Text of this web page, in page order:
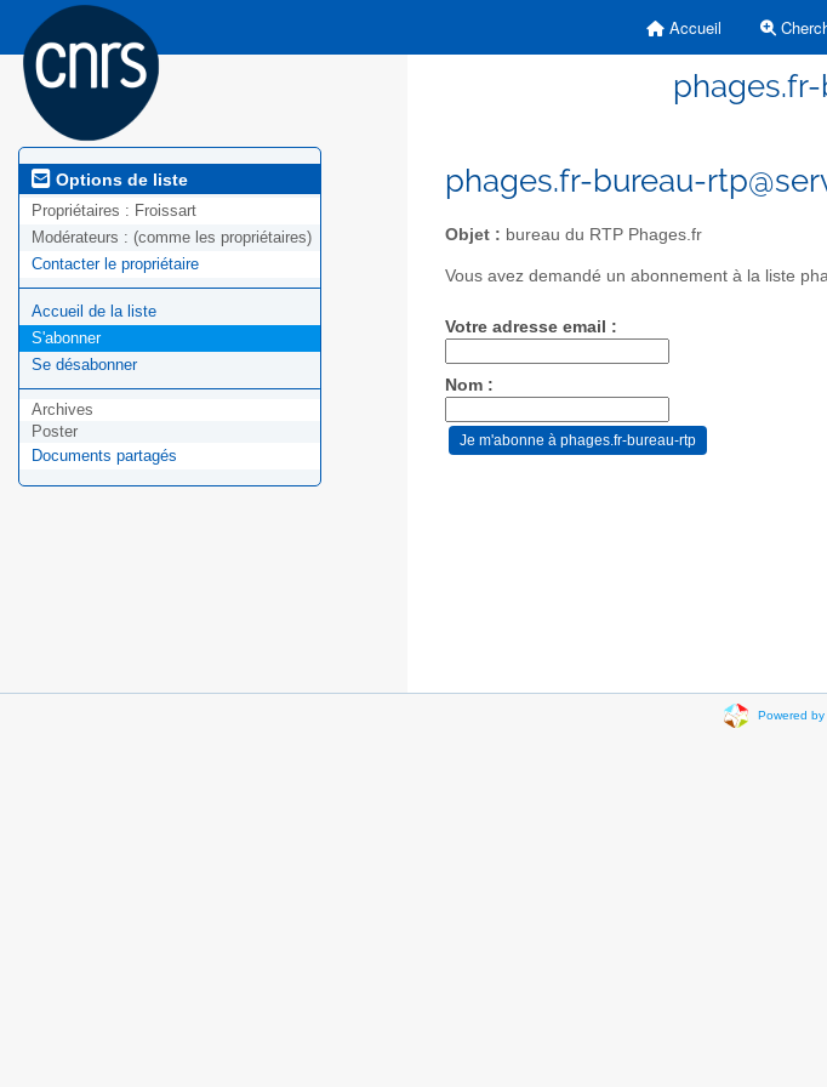
Accueil
Options de liste
Propriétaires : Froissart
Modérateurs : (comme les propriétaires)
Contacter le propriétaire
Accueil de la liste
S'abonner
Se désabonner
Archives
Poster
Documents partagés
phages.fr-bureau-
Objet : bureau du RTP Phages.fr
Vous avez demandé un abonnement à la liste
Votre adresse email :
Nom :
Powered